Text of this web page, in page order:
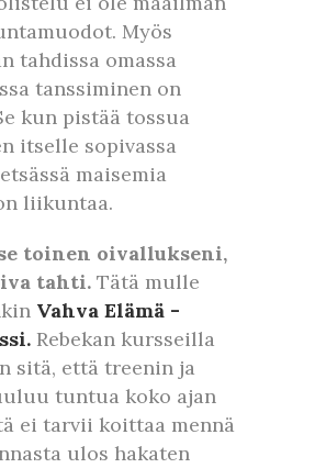
Myös
tahdissa omassa
tanssiminen on
kun pistää tossua
itselle sopivassa
maisemia
liikuntaa.
toinen oivallukseni,
tahti. Tätä mulle
Vahva Elämä -
Rebekan kursseilla
sitä, että treenin ja
tuntua koko ajan
ei tarvii koittaa mennä
ulos hakaten